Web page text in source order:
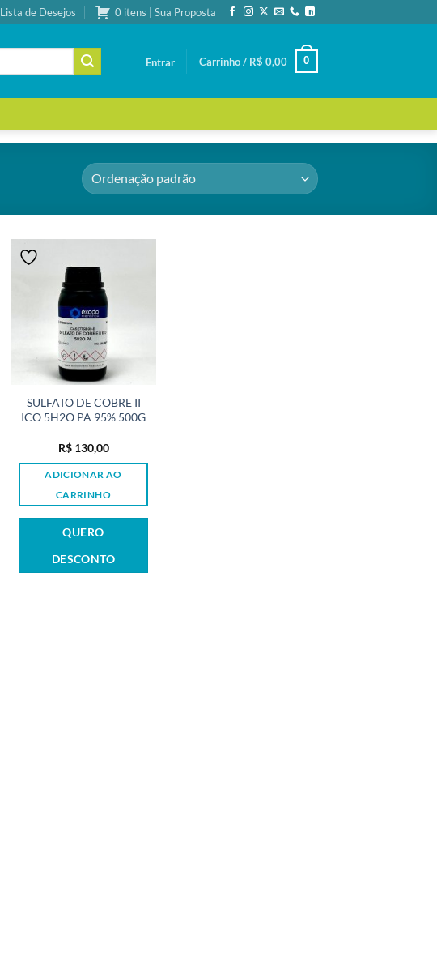
Lista de Desejos 0 itens | Sua Proposta
Entrar Carrinho / R$ 0,00 0
SULFATO DE COBRE II
ICO 5H2O PA 95% 500G
R$130,00
ADICIONAR AO
CARRINHO
QUERO
DESCONTO